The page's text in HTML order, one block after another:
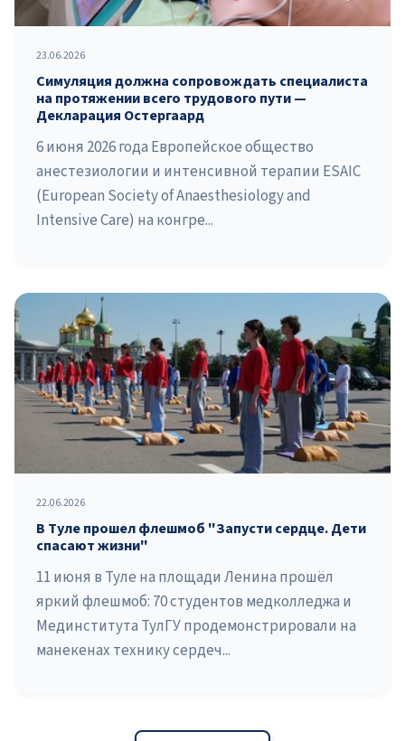
23.06.2026
Симуляция должна сопровождать специалиста
на протяжении всего трудового пути —
Декларация Остергаард
6 июня 2026 года Европейское общество
анестезиологии и интенсивной терапии ESAIC
(European Society of Anaesthesiology and
Intensive Care) на конгре...
22.06.2026
В Туле прошел флешмоб "Запусти сердце. Дети
спасают жизни"
11 июня в Туле на площади Ленина прошёл
яркий флешмоб: 70 студентов медколледжа и
Мединститута ТулГУ продемонстрировали на
манекенах технику сердеч...